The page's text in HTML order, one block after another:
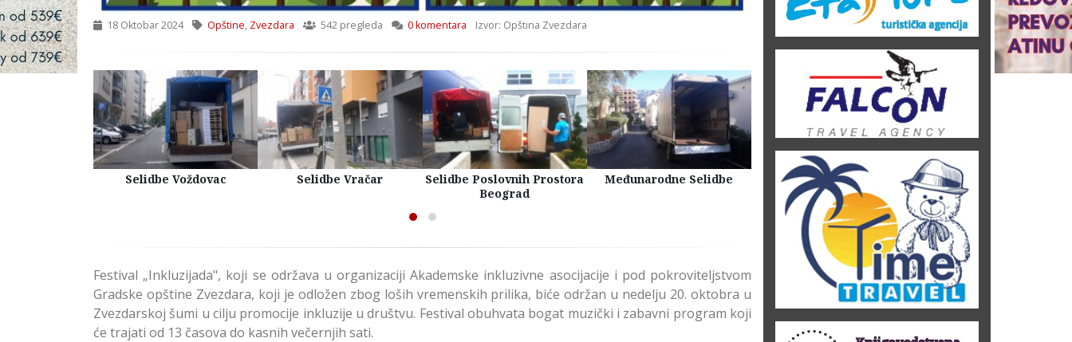
18 Oktobar 2024 Opštine, Zvezdara 542 pregleda 0 komentara Izvor: Opština Zvezdara
Selidbe Voždovac Selidbe Vračar
Selidbe Poslovnih Prostora
Beograd
Međunarodne Selidbe Selidbe Firme Beograd
Skladištenje Stvari
Magacin Lagerovanje
Festival „Inkluzijada", koji se održava u organizaciji Akademske inkluzivne asocijacije i pod pokroviteljstvom
Gradske opštine Zvezdara, koji je odložen zbog loših vremenskih prilika, biće održan u nedelju 20. oktobra u
Zvezdarskoj šumi u cilju promocije inkluzije u društvu. Festival obuhvata bogat muzički i zabavni program koji
će trajati od 13 časova do kasnih večernjih sati.